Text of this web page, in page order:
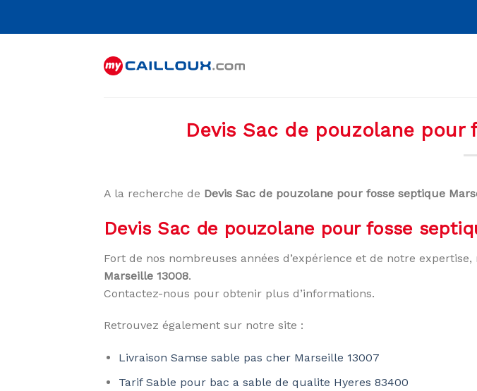
Devis Sac de pouzolane pour
A la recherche de Devis Sac de pouzolane pour fosse septique
Devis Sac de pouzolane pour fosse
Fort de nos nombreuses années d’expérience et de notre
Marseille 13008.
Contactez-nous pour obtenir plus d’informations.
Retrouvez également sur notre site :
Livraison Samse sable pas cher Marseille 13007
Tarif Sable pour bac a sable de qualite Hyeres 83400